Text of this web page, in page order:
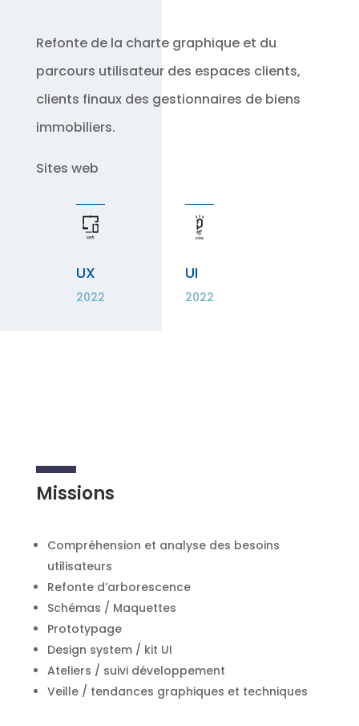
Refonte de la charte graphique et du
parcours utilisateur des espaces clients,
clients finaux des gestionnaires de biens
immobiliers.
Sites web
UX
2022
UI
2022
Missions
Compréhension et analyse des besoins
utilisateurs
Refonte d’arborescence
Schémas / Maquettes
Prototypage
Design system / kit UI
Ateliers / suivi développement
Veille / tendances graphiques et techniques